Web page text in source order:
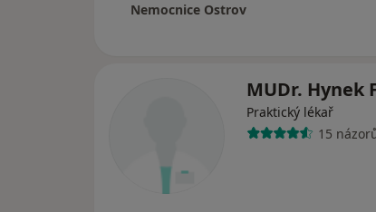
Nemocnice Ostrov
MUDr. Hynek
Praktický lékař
15